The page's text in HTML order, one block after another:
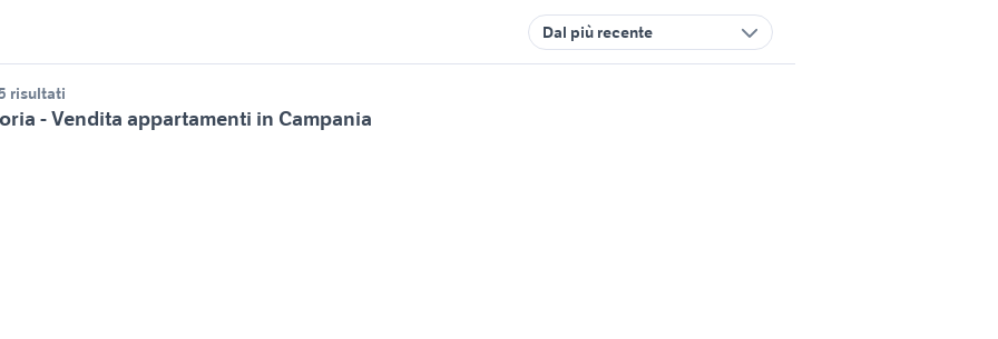
Dal più recente
risultati
- Vendita appartamenti in Campania